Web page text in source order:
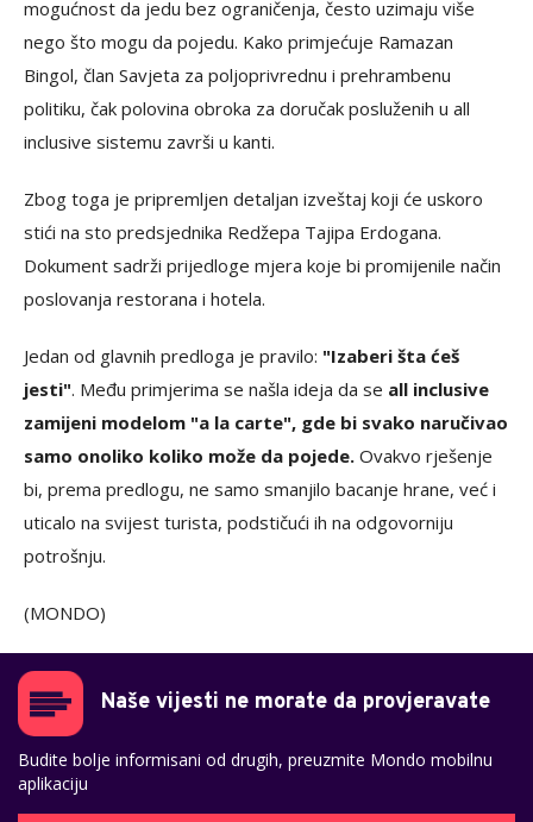
mogućnost da jedu bez ograničenja, često uzimaju više
nego što mogu da pojedu. Kako primjećuje Ramazan
Bingol, član Savjeta za poljoprivrednu i prehrambenu
politiku, čak polovina obroka za doručak posluženih u all
inclusive sistemu završi u kanti.
Zbog toga je pripremljen detaljan izveštaj koji će uskoro
stići na sto predsjednika Redžepa Tajipa Erdogana.
Dokument sadrži prijedloge mjera koje bi promijenile način
poslovanja restorana i hotela.
Jedan od glavnih predloga je pravilo: "Izaberi šta ćeš
jesti". Među primjerima se našla ideja da se all inclusive
zamijeni modelom "a la carte", gde bi svako naručivao
samo onoliko koliko može da pojede. Ovakvo rješenje
bi, prema predlogu, ne samo smanjilo bacanje hrane, već i
uticalo na svijest turista, podstičući ih na odgovorniju
potrošnju.
(MONDO)
Naše vijesti ne morate da provjeravate
Budite bolje informisani od drugih, preuzmite Mondo mobilnu
aplikaciju